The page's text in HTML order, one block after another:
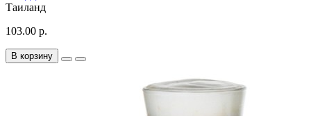
Таиланд
103.00 р.
В корзину